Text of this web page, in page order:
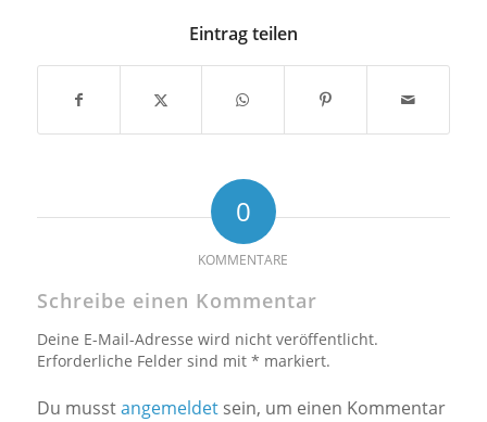
Eintrag teilen
0
KOMMENTARE
Schreibe einen Kommentar
Deine E-Mail-Adresse wird nicht veröffentlicht.
Erforderliche Felder sind mit * markiert.
Du musstangemeldetsein, um einen Kommentar